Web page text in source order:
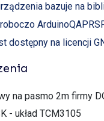
bazuje na
dostępny na licencji
na pasmo 2m firmy
- układ TCM3105